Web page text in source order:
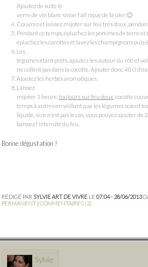
Ajoutez de suite le
verre de vin blanc sinon l'ail rique de brûler 🙂
Couvrez et laissez mijoter sur feu très doux,
Pendant ce temps, épluchez les pommes de terre et
épluchez les carottes et lavez les champignons puis
Les
légumes étant prêts, ajoutez-les autour du rôti et
ne collent pas dans la cocotte. Ajouter donc 40 cl
Ajoutez les herbes aromatiques.
Laissez
mijoter 1 heure,toujours sur feu doux, cocotte
temps à autres en veillant que les légumes soient
liquide, si ce n'est pas le cas, vous pouvez ajouter de
baissez l'intensité du feu.
Bonne dégustation !
RÉDIGÉ PAR SYLVIE ART DE VIVRE LE 07:04 - 28/06/2013
PERMANENT COMMENTAIRES (2)
Sylvie